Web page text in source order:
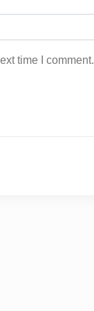
time I comment.